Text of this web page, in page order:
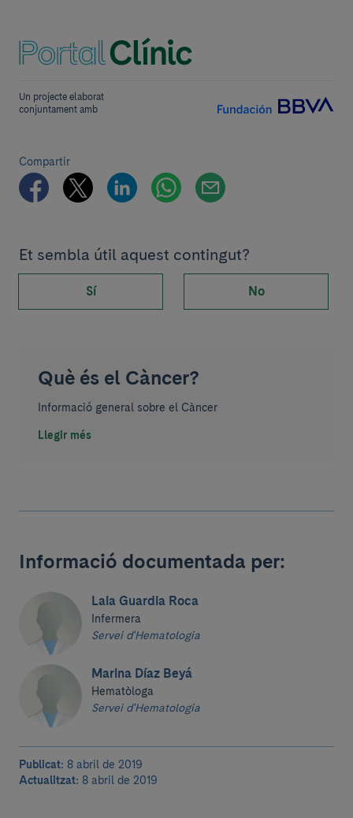
Un projecte elaborat
conjuntament amb
Compartir
Et sembla útil aquest contingut?
Sí No
Què és el Càncer?
Informació general sobre el Càncer
Llegir més
Informació documentada per:
Laia Guardia Roca
Infermera
Servei d'Hematologia
Marina Díaz Beyá
Hematòloga
Servei d'Hematologia
Publicat: 8 abril de 2019
Actualitzat: 8 abril de 2019